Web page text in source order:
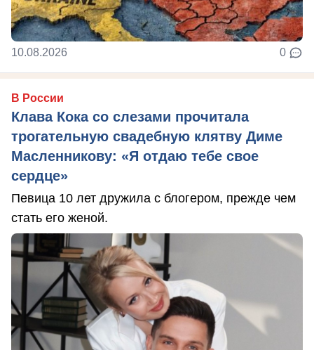
10.08.2026 0
В России
Клава Кока со слезами прочитала
трогательную свадебную клятву Диме
Масленникову: «Я отдаю тебе свое
сердце»
Певица 10 лет дружила с блогером, прежде чем
стать его женой.